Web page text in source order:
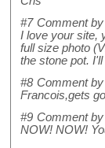
#7 Comment by
I love your site,
full size photo
the stone pot.
#8 Comment by
Francois,gets
#9 Comment by
NOW! NOW!